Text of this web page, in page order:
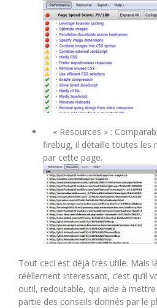
« Resources » :
firebug, il détaille toutes les
par cette page.
Tout ceci est déjà très utile. Mais
réèllement interessant, c’est qu’il
outil, redoutable, qui aide à
partie des conseils donnés par le